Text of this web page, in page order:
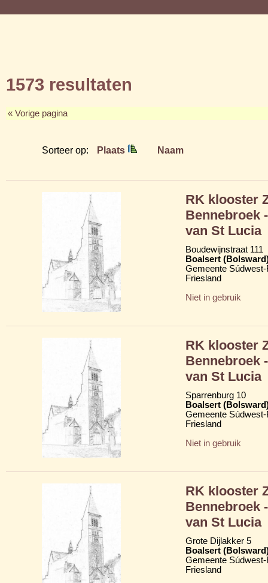
1573 resultaten
« Vorige pagina
Sorteer op: Plaats Naam
RK klooster
Bennebroek
van St Lucia
Boudewijnstraat 111
Boalsert
Gemeente
Friesland
Niet in gebruik
RK klooster
Bennebroek
van St Lucia
Sparrenburg 10
Boalsert
Gemeente
Friesland
Niet in gebruik
RK klooster
Bennebroek
van St Lucia
Grote Dijlakker 5
Boalsert
Gemeente
Friesland